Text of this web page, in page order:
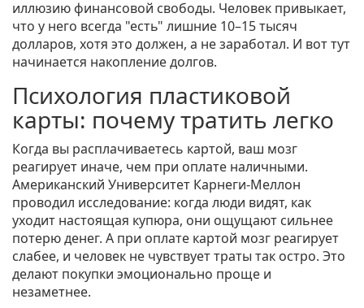
иллюзию финансовой свободы. Человек привыкает,
что у него всегда "есть" лишние 10–15 тысяч
долларов, хотя это должен, а не заработал. И вот тут
начинается накопление долгов.
Психология пластиковой
карты: почему тратить легко
Когда вы расплачиваетесь картой, ваш мозг
реагирует иначе, чем при оплате наличными.
Американский Университет Карнеги-Меллон
проводил исследование: когда люди видят, как
уходит настоящая купюра, они ощущают сильнее
потерю денег. А при оплате картой мозг реагирует
слабее, и человек не чувствует траты так остро. Это
делают покупки эмоционально проще и
незаметнее.